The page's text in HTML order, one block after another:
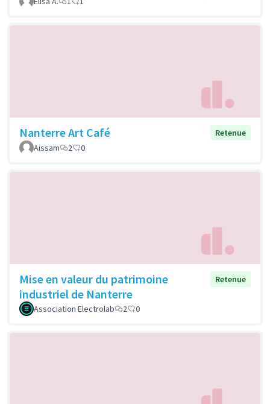
Nanterre Art Café
Retenue
Aissam
2 0
Mise en valeur du patrimoine
industriel de Nanterre
Retenue
Association Electrolab 2 0